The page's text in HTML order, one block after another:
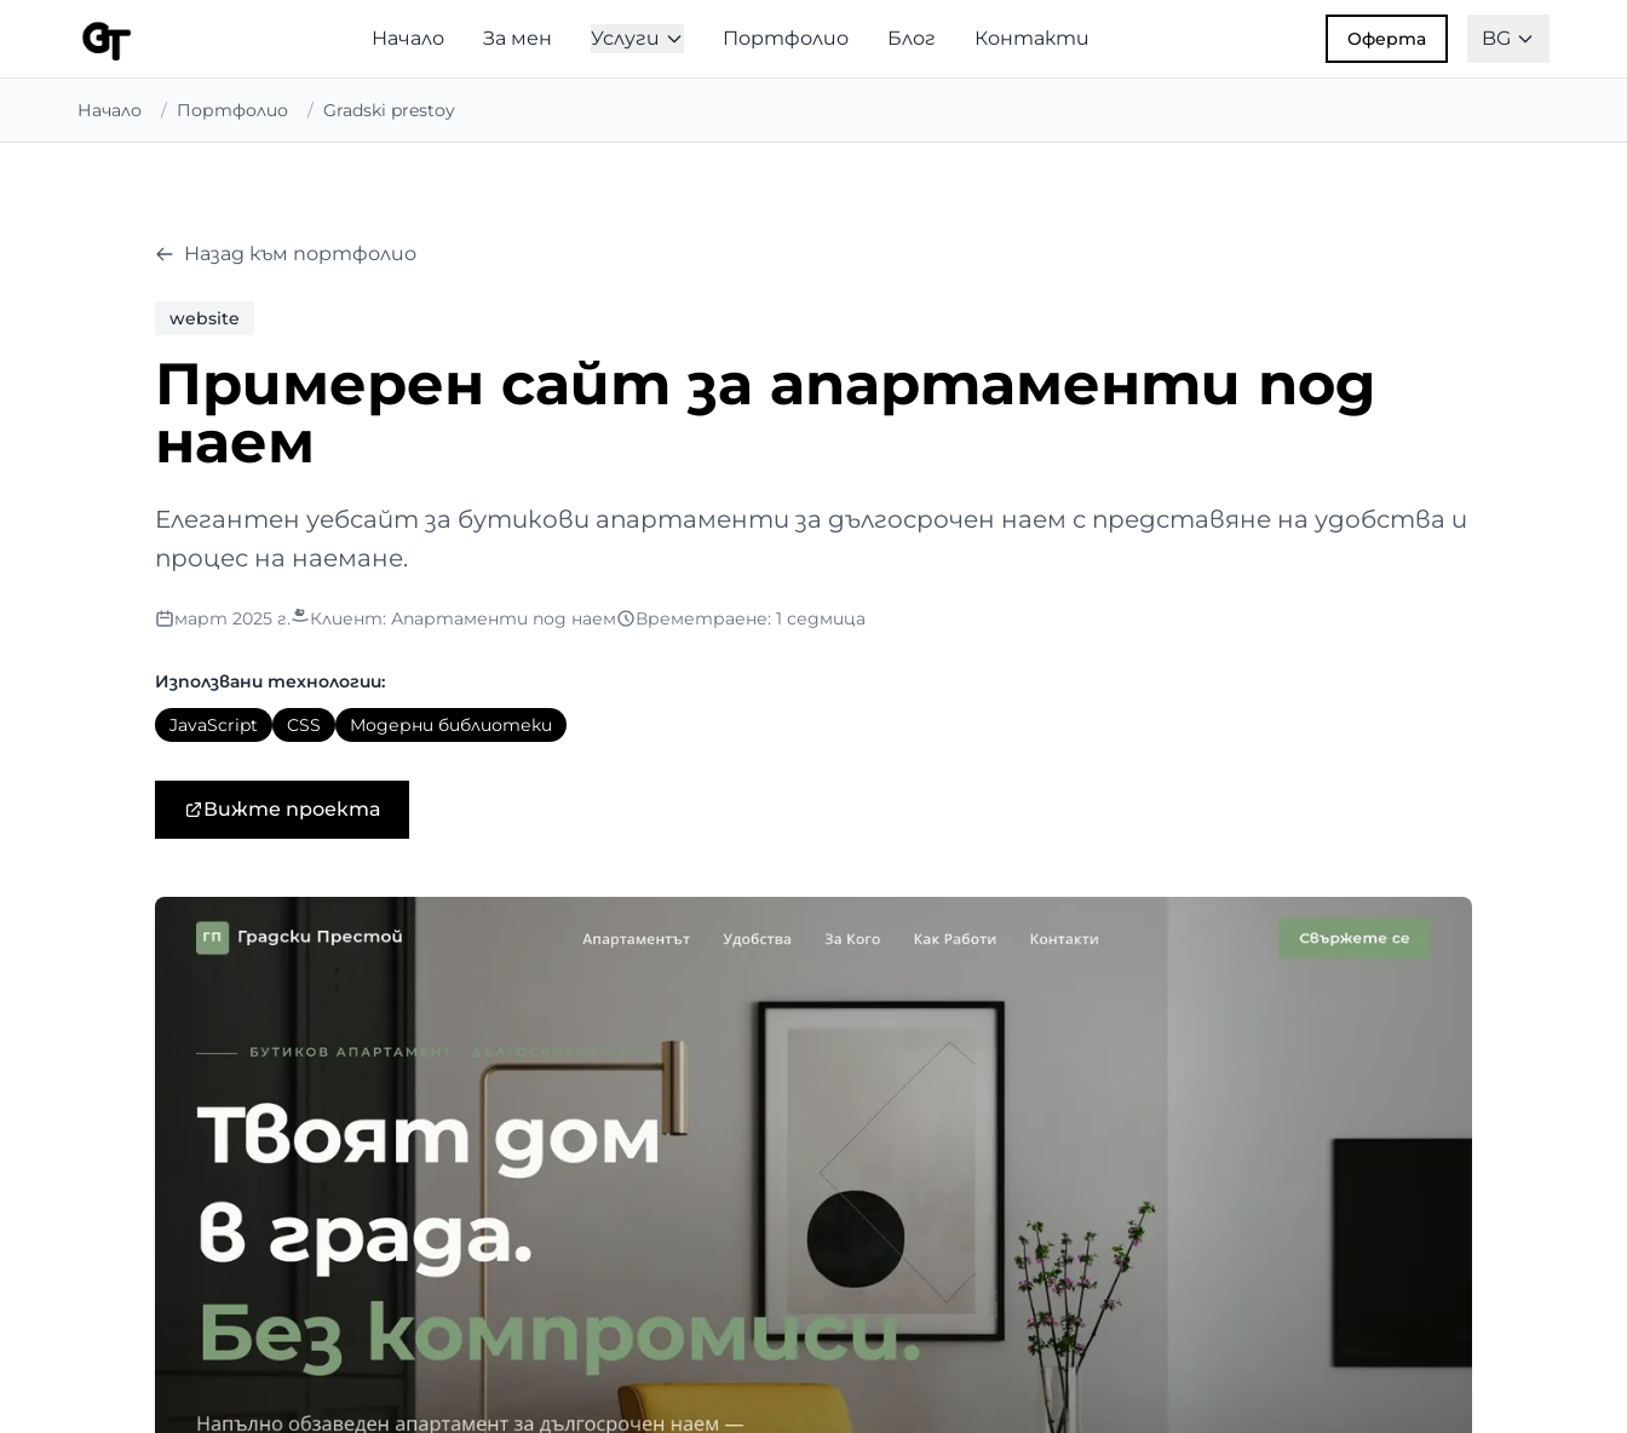
Начало За мен Услуги Портфолио Блог Контакти Оферта BG
Начало / Портфолио / Gradski prestoy
Назад към портфолио
website
Примерен сайт за апартаменти под
наем
Елегантен уебсайт за бутикови апартаменти за дългосрочен наем с представяне на удобства и
процес на наемане.
март 2025 г. Клиент: Апартаменти под наем Времетраене: 1 седмица
Използвани технологии:
JavaScript
CSS Модерни библиотеки
Вижте проекта